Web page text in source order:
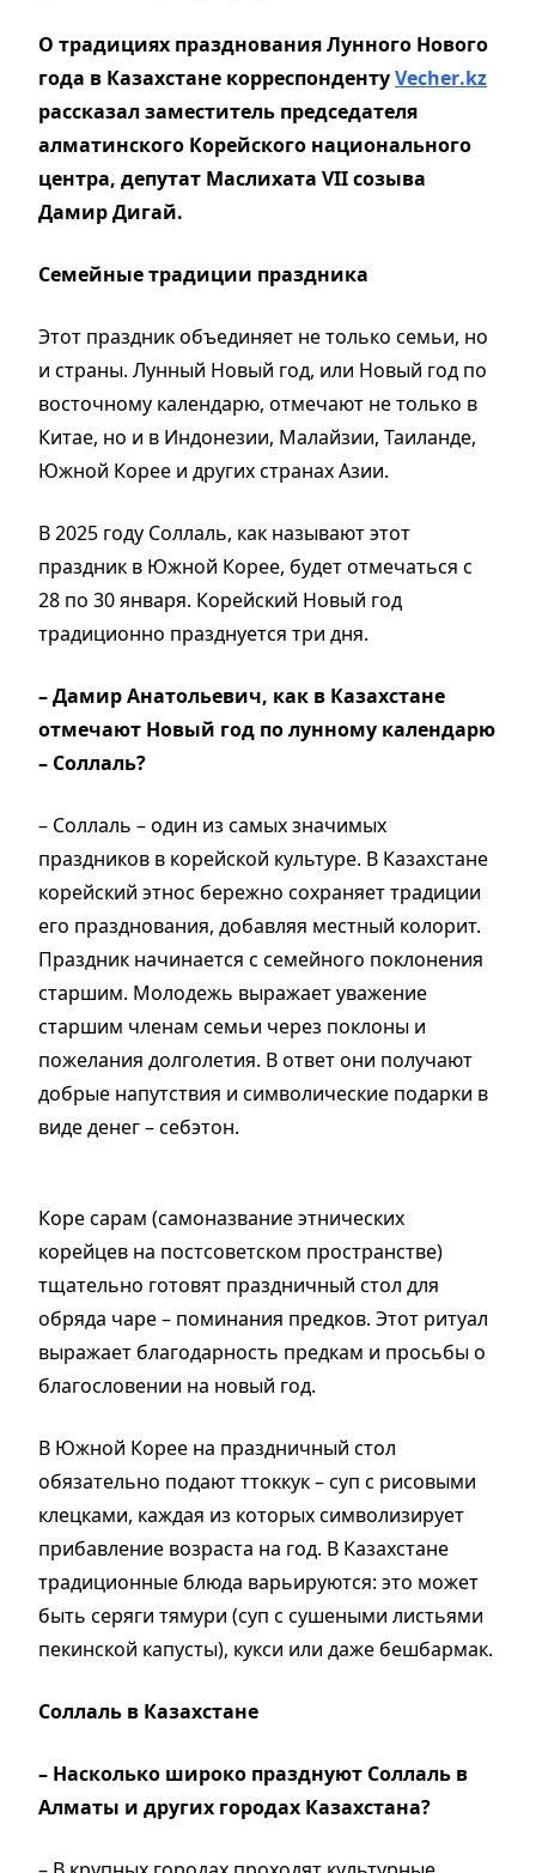
О традициях празднования Лунного Нового
года в Казахстане корреспондентуVecher.kz
рассказал заместитель председателя
алматинского Корейского национального
центра, депутат Маслихата VII созыва
Дамир Дигай.
Семейные традиции праздника
Этот праздник объединяет не только семьи, но
и страны. Лунный Новый год, или Новый год по
восточному календарю, отмечают не только в
Китае, но и в Индонезии, Малайзии, Таиланде,
Южной Корее и других странах Азии.
В 2025 году Соллаль, как называют этот
праздник в Южной Корее, будет отмечаться с
28 по 30 января. Корейский Новый год
традиционно празднуется три дня.
– Дамир Анатольевич, как в Казахстане
отмечают Новый год по лунному календарю
– Соллаль?
– Соллаль – один из самых значимых
праздников в корейской культуре. В Казахстане
корейский этнос бережно сохраняет традиции
его празднования, добавляя местный колорит.
Праздник начинается с семейного поклонения
старшим. Молодежь выражает уважение
старшим членам семьи через поклоны и
пожелания долголетия. В ответ они получают
добрые напутствия и символические подарки в
виде денег – себэтон.
Коре сарам (самоназвание этнических
корейцев на постсоветском пространстве)
тщательно готовят праздничный стол для
обряда чаре – поминания предков. Этот ритуал
выражает благодарность предкам и просьбы о
благословении на новый год.
В Южной Корее на праздничный стол
обязательно подают ттоккук – суп с рисовыми
клецками, каждая из которых символизирует
прибавление возраста на год. В Казахстане
традиционные блюда варьируются: это может
быть серяги тямури (суп с сушеными листьями
пекинской капусты), кукси или даже бешбармак.
Соллаль в Казахстане
– Насколько широко празднуют Соллаль в
Алматы и других городах Казахстана?